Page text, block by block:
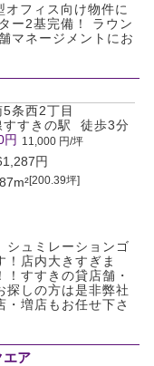
フィス向け物件に
ー2基完備！ ラウン
マネージメントにお
条西2丁目
すすきの駅 徒歩3分
円 11,000 円/坪
円
[200.39坪]
シュミレーションゴ
！店内大きすぎま
すすきの貸店舗・
探しの方は是非弊社
・増店もお任せ下さ
エア